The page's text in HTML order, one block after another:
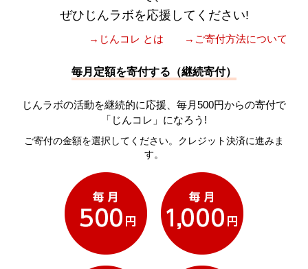
ぜひじんラボを応援してください!
→じんコレ とは →ご寄付方法について
毎月定額を寄付する（継続寄付）
じんラボの活動を継続的に応援、毎月500円からの寄付で
「じんコレ」になろう!
ご寄付の金額を選択してください。クレジット決済に進みま
す。